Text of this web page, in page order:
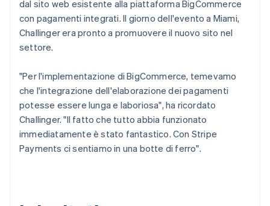
dal sito web esistente alla piattaforma BigCommerce
con pagamenti integrati. Il giorno dell'evento a Miami,
Challinger era pronto a promuovere il nuovo sito nel
settore.
"Per l'implementazione di BigCommerce, temevamo
che l'integrazione dell'elaborazione dei pagamenti
potesse essere lunga e laboriosa", ha ricordato
Challinger. "Il fatto che tutto abbia funzionato
immediatamente è stato fantastico. Con Stripe
Payments ci sentiamo in una botte di ferro".